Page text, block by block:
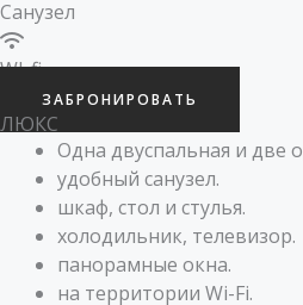
Санузел
WI-fi
ЗАБРОНИРОВАТЬ
ЛЮКС
Одна двуспальная и две
удобный санузел.
шкаф, стол и стулья.
холодильник, телевизор.
панорамные окна.
на территории Wi-Fi.